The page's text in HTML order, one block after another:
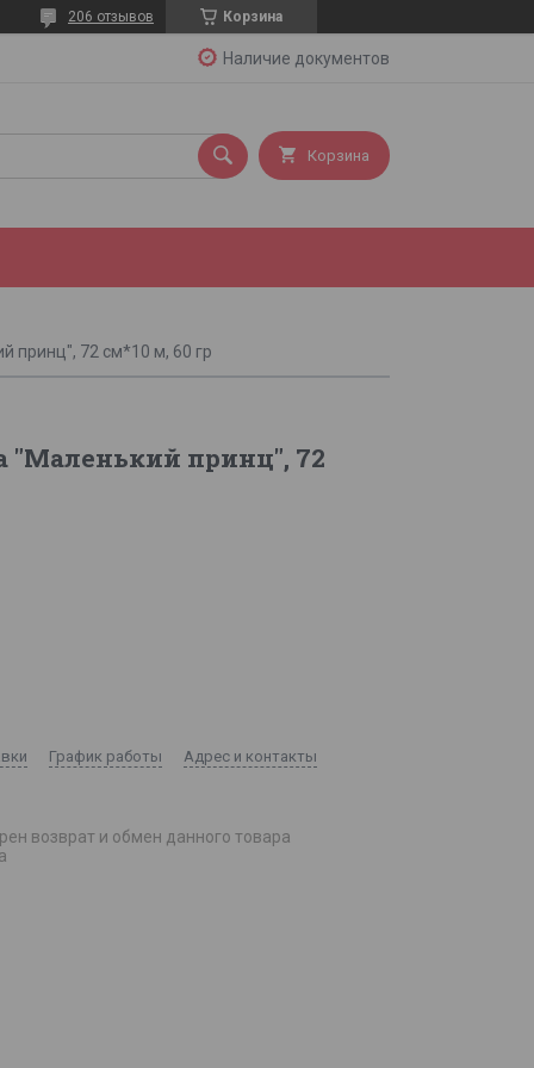
Корзина
206 отзывов
Наличие документов
Корзина
принц", 72 см*10 м, 60 гр
"Маленький принц", 72
График работы Адрес и контакты
возврат и обмен данного товара